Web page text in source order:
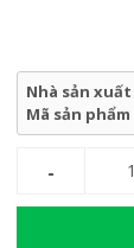
Nhà sản xuất
Mã sản phẩm